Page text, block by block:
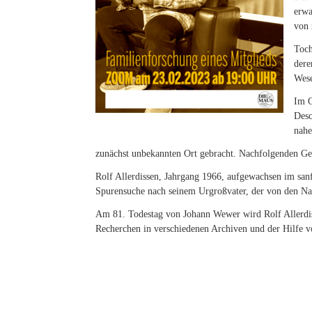
von
Im
zunächst unbekannten Ort gebracht. Nachfolgenden
Rolf Allerdissen, Jahrgang 1966, aufgewachsen im
Spurensuche nach seinem Urgroßvater, der von den
Am 81. Todestag von Johann Wewer wird Rolf
Recherchen in verschiedenen Archiven und der Hilfe